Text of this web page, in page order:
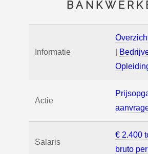
Informatie
Actie
Salaris
€ 2.400
bruto